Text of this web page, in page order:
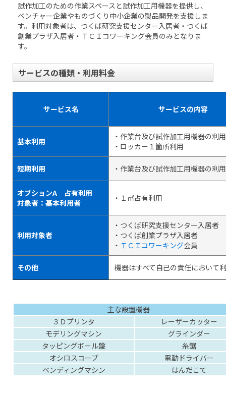
試作加工のための作業スペースと試作加工用機器を提供し、
ベンチャー企業やものづくり中小企業の製品開発を支援しま
す。利用対象者は、つくば研究支援センター入居者・つくば
創業プラザ入居者・ＴＣＩコワーキング会員のみとなりま
す。
サービスの種類・利用料金
サービス名 サービスの内容
基本利用
・作業台及び試作加工用機器の利用
・ロッカー１箇所利用
短期利用 ・作業台及び試作加工用機器の利用
オプションA 占有利用
対象者：基本利用者
・１㎡占有利用
利用対象者
・つくば研究支援センター入居者
・つくば創業プラザ入居者
・ ＴＣＩコワーキング会員
その他 機器はすべて自己の責任において
主な設置機器
３Ｄプリンタ
レーザーカッター
モデリングマシン
グラインダー
タッピングボール盤
糸鋸
オシロスコープ
電動ドライバー
ベンディングマシン
はんだこて